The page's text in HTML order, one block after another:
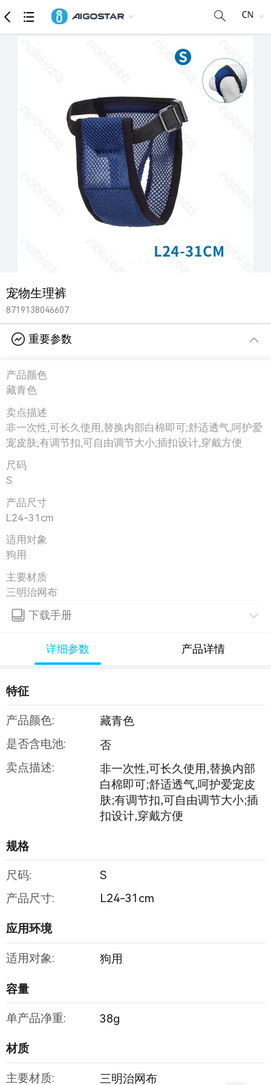
商品 详细参数
宠物生理裤
8719138046607
重要参数
产品颜色
藏青色
卖点描述
非一次性,可长久使用,替换内部白棉即可;舒适透气,呵护爱
宠皮肤;有调节扣,可自由调节大小;插扣设计,穿戴方便
尺码
S
产品尺寸
L24-31cm
适用对象
狗用
主要材质
三明治网布
下载手册
详细参数 产品详情
特征
产品颜色:
藏青色
是否含电池:
否
卖点描述:
非一次性,可长久使用,替换内部
白棉即可;舒适透气,呵护爱宠皮
肤;有调节扣,可自由调节大小;插
扣设计,穿戴方便
规格
尺码:
S
产品尺寸:
L24-31cm
应用环境
适用对象: 狗用
容量
单产品净重: 38g
材质
主要材质: 三明治网布